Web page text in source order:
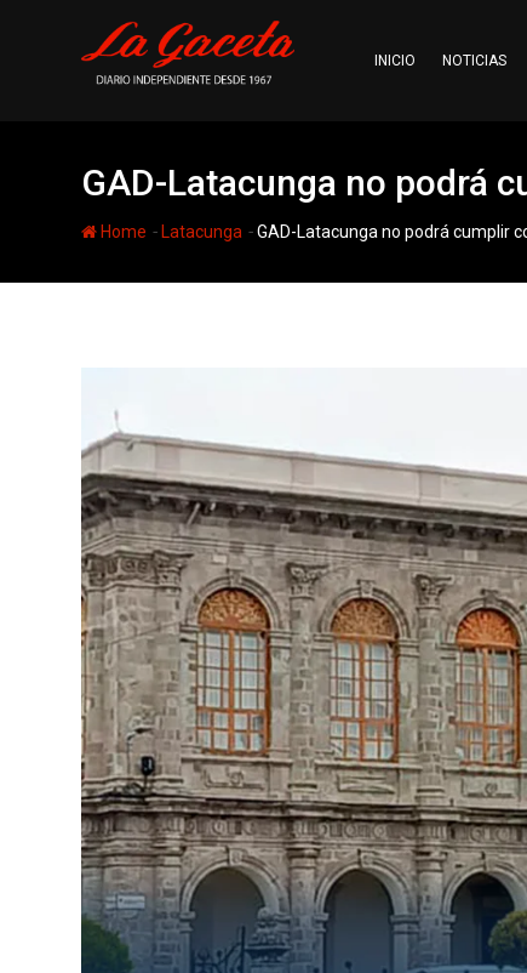
INICIO NOTICIAS
GAD-Latacunga no podrá
Home - Latacunga -GAD-Latacunga no podrá cumplir